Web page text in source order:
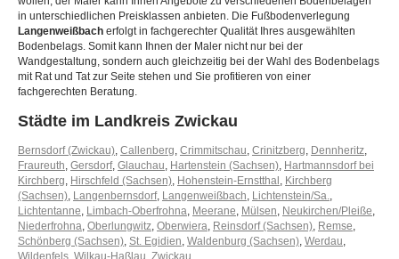
in unterschiedlichen Preisklassen anbieten. Die Fußbodenverlegung
Langenweißbach erfolgt in fachgerechter Qualität Ihres ausgewählten
Bodenbelags. Somit kann Ihnen der Maler nicht nur bei der
Wandgestaltung, sondern auch gleichzeitig bei der Wahl des Bodenbelags
mit Rat und Tat zur Seite stehen und Sie profitieren von einer
fachgerechten Beratung.
Städte im Landkreis Zwickau
Bernsdorf (Zwickau), Callenberg, Crimmitschau, Crinitzberg, Dennheritz,
Fraureuth, Gersdorf, Glauchau, Hartenstein (Sachsen), Hartmannsdorf bei
Kirchberg, Hirschfeld (Sachsen), Hohenstein-Ernstthal , Kirchberg
(Sachsen), Langenbernsdorf, Langenweißbach, Lichtenstein/Sa.,
Lichtentanne, Limbach-Oberfrohna, Meerane, Mülsen, Neukirchen/Pleiße,
Niederfrohna, Oberlungwitz, Oberwiera, Reinsdorf (Sachsen), Remse,
Schönberg (Sachsen), St. Egidien, Waldenburg (Sachsen), Werdau,
Wildenfels Wilkau-Haßlau Zwickau